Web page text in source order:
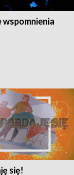
wspomnienia
się!